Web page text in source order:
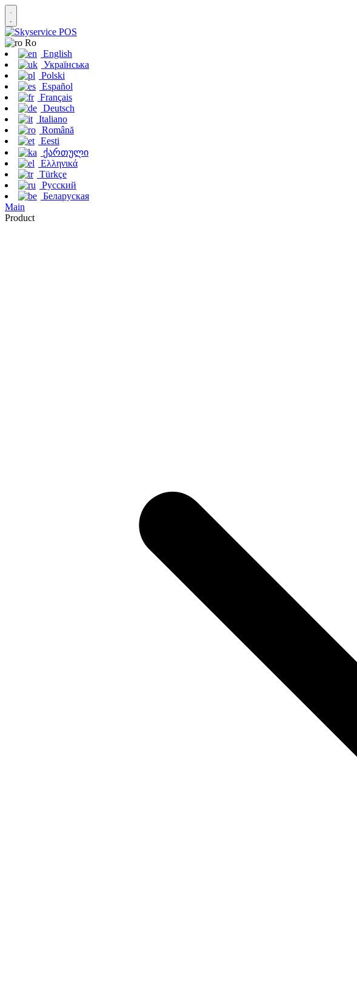
Ro
English
Українська
Polski
Español
Français
Deutsch
Italiano
Română
Eesti
ქართული
Ελληνικά
Türkçe
Русский
Беларуская
Main
Product